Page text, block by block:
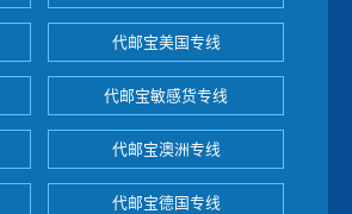
代邮宝美国专线
代邮宝敏感货专线
代邮宝澳洲专线
代邮宝德国专线